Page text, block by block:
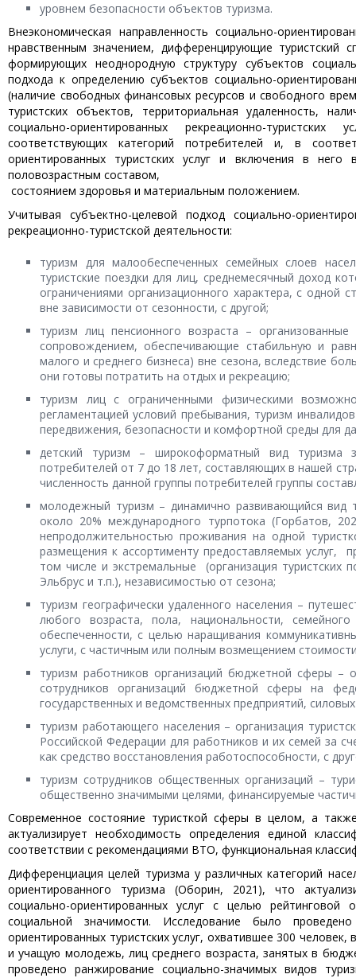
уровнем безопасности объектов туризма.
Внеэкономическая направленность социально-
нравственным значением, дифференцирующие туристский
формирующих неоднородную структуру субъектов
подхода к определению субъектов социально-
(наличие свободных финансовых ресурсов и свободного
туристских объектов, территориальная удаленность,
социально-ориентированных рекреационно-
соответствующих категорий потребителей и, в
ориентированных туристских услуг и включения в
половозрастным составом,
состоянием здоровья и материальным положением.
Учитывая субъектно-целевой подход социально-
рекреационно-туристской деятельности:
туризм для малообеспеченных семейных слоев
туристские поездки для лиц, среднемесячный доход
ограничениями организационного характера, с одной
вне зависимости от сезонности, с другой;
туризм лиц пенсионного возраста –
сопровождением, обеспечивающие стабильную и
малого и среднего бизнеса) вне сезона, вследствие
они готовы потратить на отдых и рекреацию;
туризм лиц с ограниченными физическими
регламентацией условий пребывания, туризм
передвижения, безопасности и комфортной среды для
детский туризм – широкоформатный вид туризма
потребителей от 7 до 18 лет, составляющих в нашей
численность данной группы потребителей группы
молодежный туризм – динамично развивающийся
около 20% международного турпотока (Горбатов,
непродолжительностью проживания на одной
размещения к ассортименту предоставляемых услуг,
том числе и экстремальные (организация туристских
Эльбрус и т.п.), независимостью от сезона;
туризм географически удаленного населения –
любого возраста, пола, национальности,
обеспеченности, с целью наращивания
услуги, с частичным или полным возмещением
туризм работников организаций бюджетной сферы –
сотрудников организаций бюджетной сферы на
государственных и ведомственных предприятий,
туризм работающего населения – организация
Российской Федерации для работников и их семей за
как средство восстановления работоспособности, с
туризм сотрудников общественных организаций –
общественно значимыми целями, финансируемые
Современное состояние туристкой сферы в целом, а
актуализирует необходимость определения единой
соответствии с рекомендациями ВТО, функциональная
Дифференциация целей туризма у различных категорий
ориентированного туризма (Оборин, 2021), что
социально-ориентированных услуг с целью
социальной значимости. Исследование было
ориентированных туристских услуг, охватившее 300
и учащую молодежь, лиц среднего возраста, занятых в
проведено ранжирование социально-значимых видов